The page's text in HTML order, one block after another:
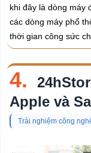
khi đây là dòng máy
các dòng máy phổ
thời gian công sức
4.
Apple và
Trải nghiệm công